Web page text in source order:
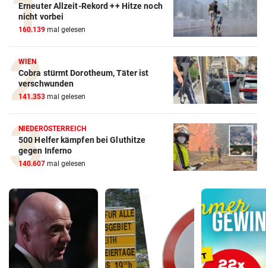
Erneuter Allzeit-Rekord ++ Hitze noch
nicht vorbei
160.139 mal gelesen
WIEN
Cobra stürmt Dorotheum, Täter ist
verschwunden
141.353 mal gelesen
NIEDERÖSTERREICH
500 Helfer kämpfen bei Gluthitze
gegen Inferno
140.607 mal gelesen